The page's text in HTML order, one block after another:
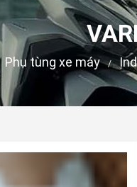
Phụ tùng xe máy /